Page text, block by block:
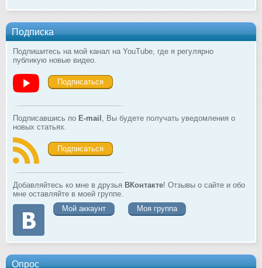
Подписка
Подпишитесь на мой канал на YouTube, где я регулярно
публикую новые видео.
Подписаться
Подписавшись по E-mail , Вы будете получать уведомления о
новых статьях.
Подписаться
Добавляйтесь ко мне в друзья ВКонтакте! Отзывы о сайте и обо
мне оставляйте в моей группе.
Мой аккаунт
Моя группа
Опрос